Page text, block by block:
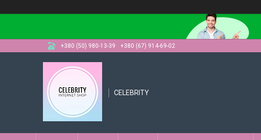
+380 (50) 980-13-39 +380 (67) 914-69-02
CELEBRITY